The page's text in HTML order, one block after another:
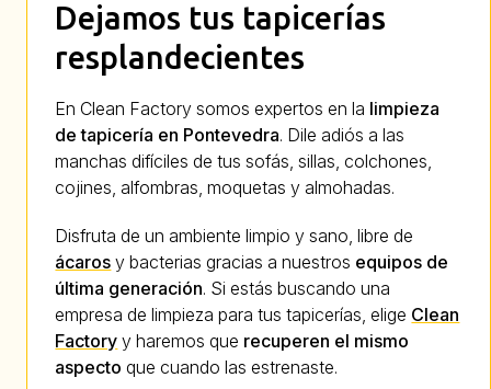
Dejamos tus tapicerías
resplandecientes
En Clean Factorysomos expertos en la limpieza
de tapicería en Pontevedra. Dile adiós a las
manchas difíciles de tus sofás, sillas, colchones,
cojines, alfombras, moquetas y almohadas.
Disfruta de un ambiente limpio y sano, libre de
ácaros y bacterias gracias a nuestros equipos de
última generación. Si estás buscando una
empresa de limpieza para tus tapicerías, elige Clean
Factory y haremos que recuperen el mismo
aspecto que cuando las estrenaste.